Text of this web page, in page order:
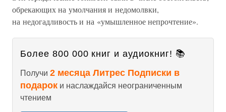
обрекающих на умолчания и недомолвки,
на недогадливость и на «умышленное непрочтение».
Более 800 000 книг и аудиокниг! 📚
Получи 2 месяца Литрес Подписки в
подарок и наслаждайся неограниченным
чтением